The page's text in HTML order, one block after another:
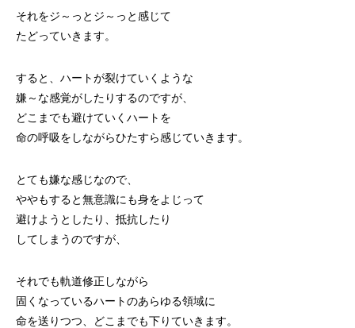
それをジ～っとジ～っと感じて
たどっていきます。
すると、ハートが裂けていくような
嫌～な感覚がしたりするのですが、
どこまでも避けていくハートを
命の呼吸をしながらひたすら感じていきます。
とても嫌な感じなので、
ややもすると無意識にも身をよじって
避けようとしたり、抵抗したり
してしまうのですが、
それでも軌道修正しながら
固くなっているハートのあらゆる領域に
命を送りつつ、どこまでも下りていきます。